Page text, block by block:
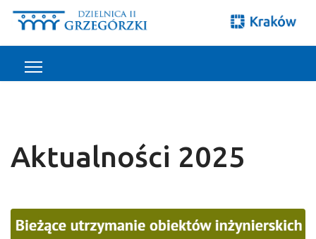
Aktualności 2025